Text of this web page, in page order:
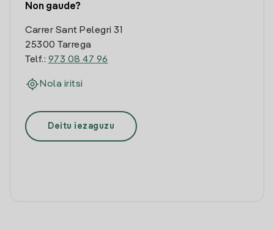
Non gaude?
Carrer Sant Pelegri 31
25300 Tarrega
Telf.: 973 08 47 96
Nola iritsi
Deitu iezaguzu